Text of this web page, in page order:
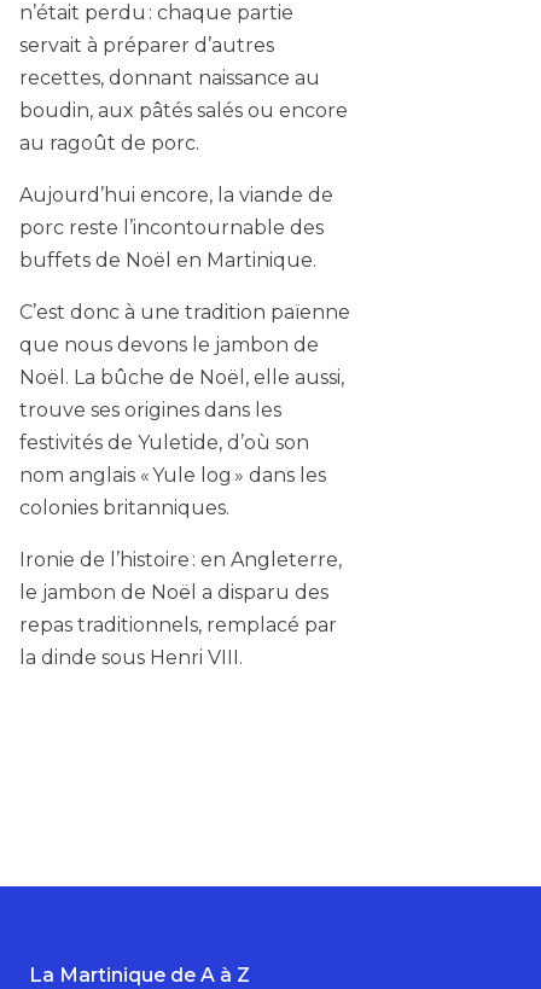
n’était perdu : chaque partie
servait à préparer d’autres
recettes, donnant naissance au
boudin, aux pâtés salés ou encore
au ragoût de porc.
Aujourd’hui encore, la viande de
porc reste l’incontournable des
buffets de Noël en Martinique.
C’est donc à une tradition païenne
que nous devons le jambon de
Noël. La bûche de Noël, elle aussi,
trouve ses origines dans les
festivités de Yuletide, d’où son
nom anglais « Yule log » dans les
colonies britanniques.
Ironie de l’histoire : en Angleterre,
le jambon de Noël a disparu des
repas traditionnels, remplacé par
la dinde sous Henri VIII.
La Martinique de A à Z